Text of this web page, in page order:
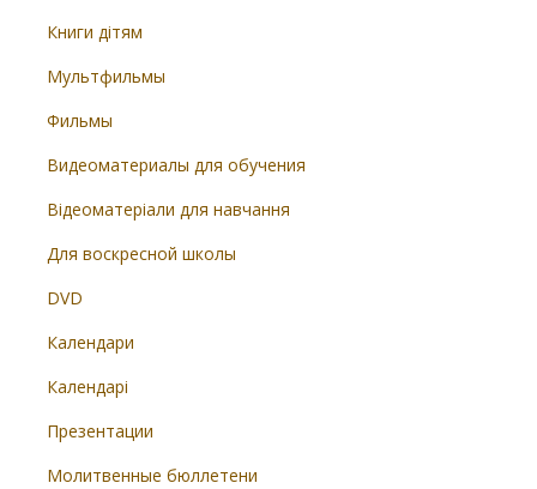
Книги дітям
Мультфильмы
Фильмы
Видеоматериалы для обучения
Відеоматеріали для навчання
Для воскресной школы
DVD
Календари
Календарі
Презентации
Молитвенные бюллетени